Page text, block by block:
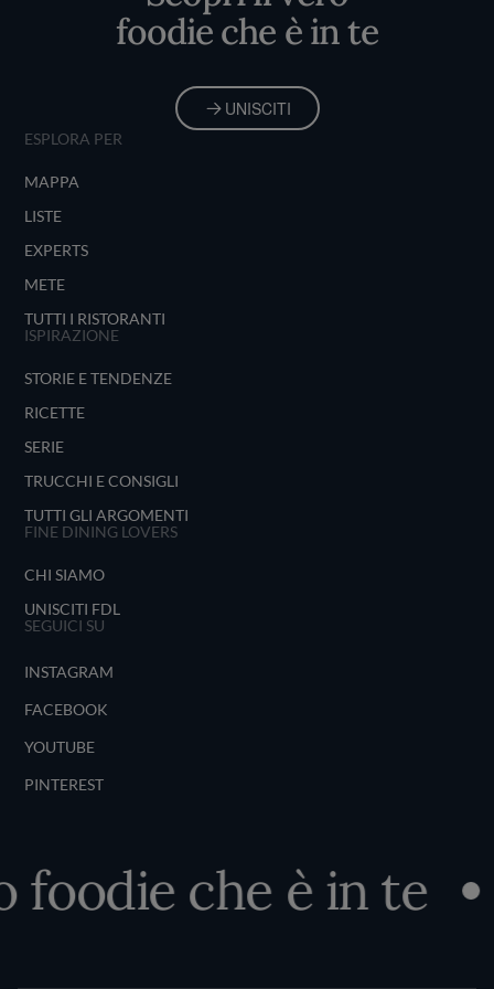
foodie che è in te
UNISCITI
ESPLORA PER
MAPPA
LISTE
EXPERTS
METE
TUTTI I RISTORANTI
ISPIRAZIONE
STORIE E TENDENZE
RICETTE
SERIE
TRUCCHI E CONSIGLI
TUTTI GLI ARGOMENTI
FINE DINING LOVERS
CHI SIAMO
UNISCITI FDL
SEGUICI SU
INSTAGRAM
FACEBOOK
YOUTUBE
PINTEREST
che è in te